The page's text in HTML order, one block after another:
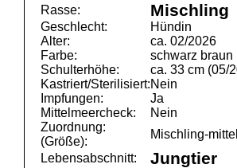
Rasse: Mischling
Geschlecht:
Hündin
Alter:
ca. 02/2026
Farbe:
schwarz braun
Schulterhöhe:
ca. 33 cm (05/
Kastriert/Sterilisiert:Nein
Impfungen:
Ja
Mittelmeercheck:
Nein
Zuordnung:
(Größe):
Mischling-mittel
Lebensabschnitt:
Jungtier